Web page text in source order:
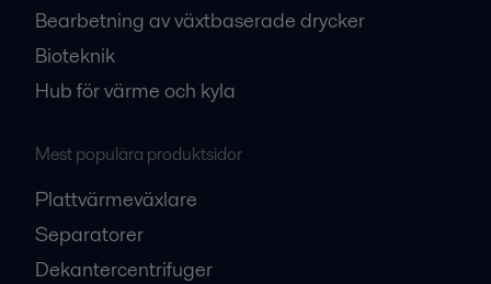
Bearbetning av växtbaserade drycker
Bioteknik
Hub för värme och kyla
Mest populära produktsidor
Plattvärmeväxlare
Separatorer
Dekantercentrifuger